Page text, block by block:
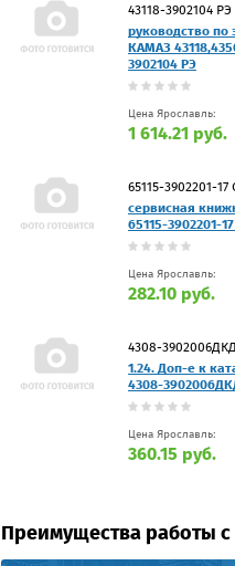
43118-3902104 РЭ
руководство по
КАМАЗ
3902104 РЭ
Цена Ярославль:
1 614.21 руб.
65115-3902201-
сервисная
65115-3902201-
Цена Ярославль:
282.10 руб.
4308-
1.24. Доп-е к
4308-
Цена Ярославль:
360.15 руб.
Преимущества работы